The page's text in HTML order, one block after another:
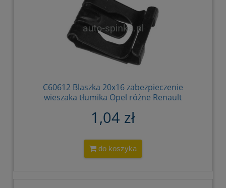
C60612 Blaszka 20x16 zabezpieczenie
wieszaka tłumika Opel różne Renault
90323550 7703080096 4229910 4685608
92152112
1,04 zł
do koszyka